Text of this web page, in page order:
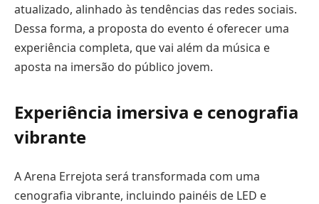
atualizado, alinhado às tendências das redes sociais.
Dessa forma, a proposta do evento é oferecer uma
experiência completa, que vai além da música e
aposta na imersão do público jovem.
Experiência imersiva e cenografia
vibrante
A Arena Errejota será transformada com uma
cenografia vibrante, incluindo painéis de LED e